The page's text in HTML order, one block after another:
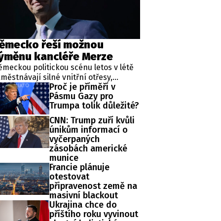
řeší možnou
kancléře Merze
politickou scénu letos v létě
silné vnitřní otřesy,
vládní Křesťanskédemokratická
(CDU) čelí rostoucím debatám o
odvolání kancléře Friedricha
Pouhý rok po nástupu do úřadu
šéf německé vlády propadu
a klesající důvěře voličů, což
s oslabenou ekonomikou i
reformami.
Proč je příměří v
Pásmu Gazy pro
Trumpa tolik důležité?
CNN: Trump zuří kvůli
únikům informací o
vyčerpaných
zásobách americké
munice
Francie plánuje
otestovat
připravenost země na
masivní blackout
Ukrajina chce do
příštího roku vyvinout